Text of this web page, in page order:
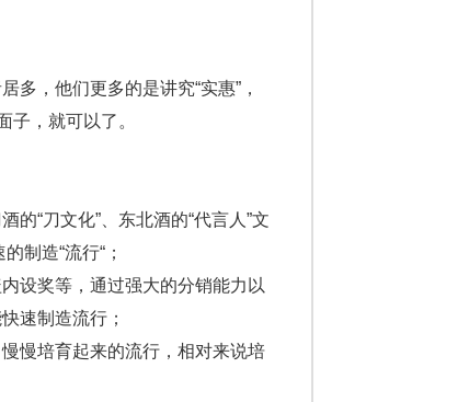
，他们更多的是讲究“实惠”，
子，就可以了。
“刀文化”、东北酒的“代言人”文
制造“流行“；
设奖等，通过强大的分销能力以
速制造流行；
慢培育起来的流行，相对来说培